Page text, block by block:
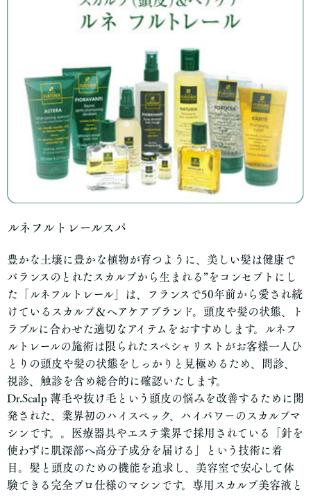
ルネフルトレールスパ
豊かな土壌に豊かな植物が育つように、美しい髪は健康で
バランスのとれたスカルプから生まれる”をコンセプトにし
た「ルネフルトレール」は、フランスで50年前から愛され続
けているスカルプ＆ヘアケアブランド。頭皮や髪の状態、ト
ラブルに合わせた適切なアイテムをおすすめします。ルネフ
ルトレールの施術は限られたスペシャリストがお客様一人ひ
とりの頭皮や髪の状態をしっかりと見極めるため、問診、
視診、触診を含め総合的に確認いたします。
Dr.Scalp 薄毛や抜け毛という頭皮の悩みを改善するために開
発された、業界初のハイスペック、ハイパワーのスカルプマ
シンです。。医療器具やエステ業界で採用されている「針を
使わずに肌深部へ高分子成分を届ける」という技術に着
目。髪と頭皮のための機能を追求し、美容室で安心して体
験できる完全プロ仕様のマシンです。専用スカルプ美容液と